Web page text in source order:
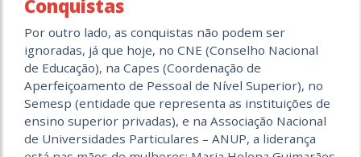
Conquistas
Por outro lado, as conquistas não podem ser
ignoradas, já que hoje, no CNE (Conselho Nacional
de Educação), na Capes (Coordenação de
Aperfeiçoamento de Pessoal de Nível Superior), no
Semesp (entidade que representa as instituições de
ensino superior privadas), e na Associação Nacional
de Universidades Particulares – ANUP, a liderança